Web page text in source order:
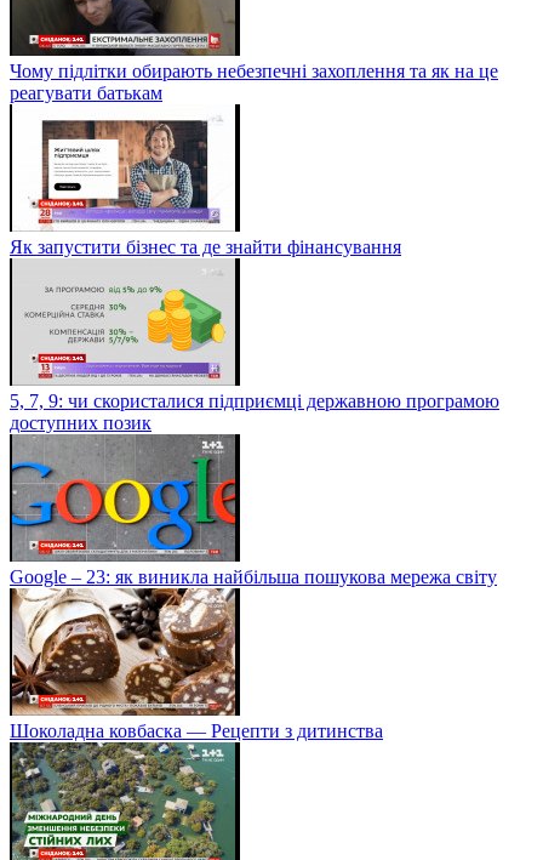
Чому підлітки обирають небезпечні захоплення та як на це
реагувати батькам
Як запустити бізнес та де знайти фінансування
5, 7, 9: чи скористалися підприємці державною програмою
доступних позик
Google – 23: як виникла найбільша пошукова мережа світу
Шоколадна ковбаска — Рецепти з дитинства